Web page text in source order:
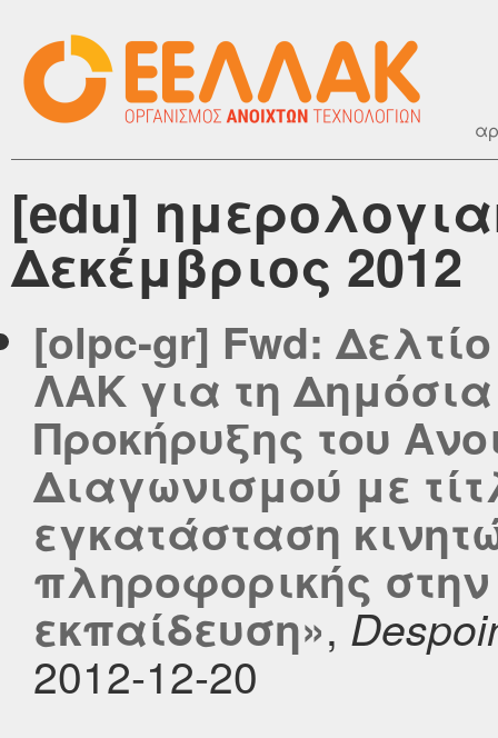
[edu]
Δεκέμβριος 2012
[olpc-gr] Fwd:
ΛΑΚ για τη
Προκήρυξης του
Διαγωνισμού με
εγκατάσταση
πληροφορικής
εκπαίδευση»,
2012-12-20